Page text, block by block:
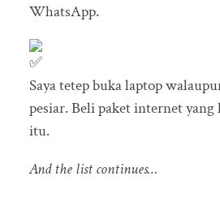
WhatsApp.
Saya tetep buka laptop
pesiar. Beli paket internet yang
itu.
And the list continues…